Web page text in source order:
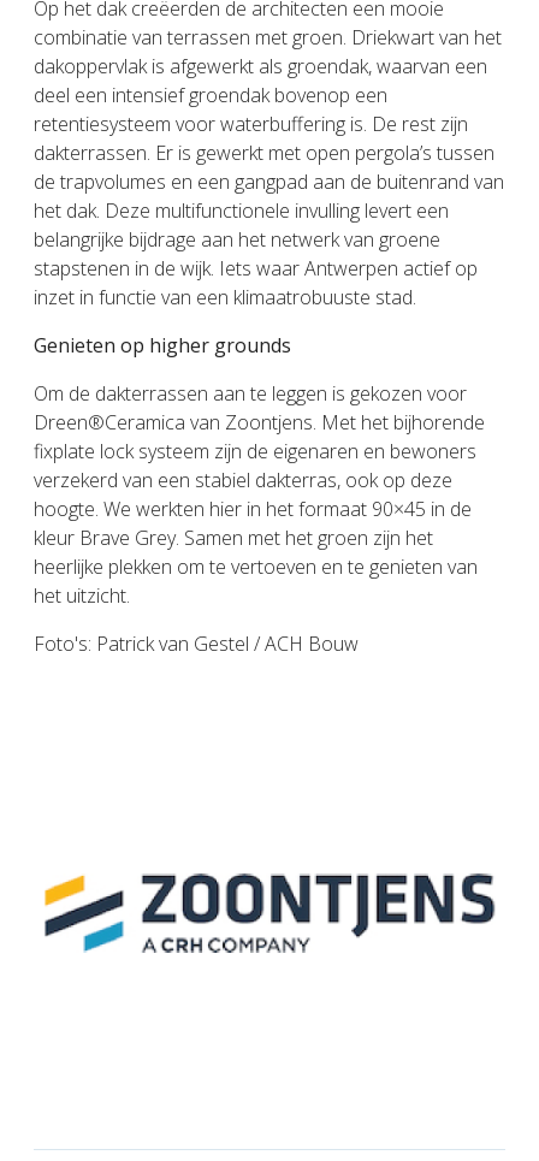
Op het dak creëerden de architecten een mooie
combinatie van terrassen met groen. Driekwart van het
dakoppervlak is afgewerkt als groendak, waarvan een
deel een intensief groendak bovenop een
retentiesysteem voor waterbuffering is. De rest zijn
dakterrassen. Er is gewerkt met open pergola’s tussen
de trapvolumes en een gangpad aan de buitenrand van
het dak. Deze multifunctionele invulling levert een
belangrijke bijdrage aan het netwerk van groene
stapstenen in de wijk. Iets waar Antwerpen actief op
inzet in functie van een klimaatrobuuste stad.
Genieten op higher grounds
Om de dakterrassen aan te leggen is gekozen voor
Dreen®Ceramica van Zoontjens. Met het bijhorende
fixplate lock systeem zijn de eigenaren en bewoners
verzekerd van een stabiel dakterras, ook op deze
hoogte. We werkten hier in het formaat 90×45 in de
kleur Brave Grey. Samen met het groen zijn het
heerlijke plekken om te vertoeven en te genieten van
het uitzicht.
Foto's: Patrick van Gestel / ACH Bouw